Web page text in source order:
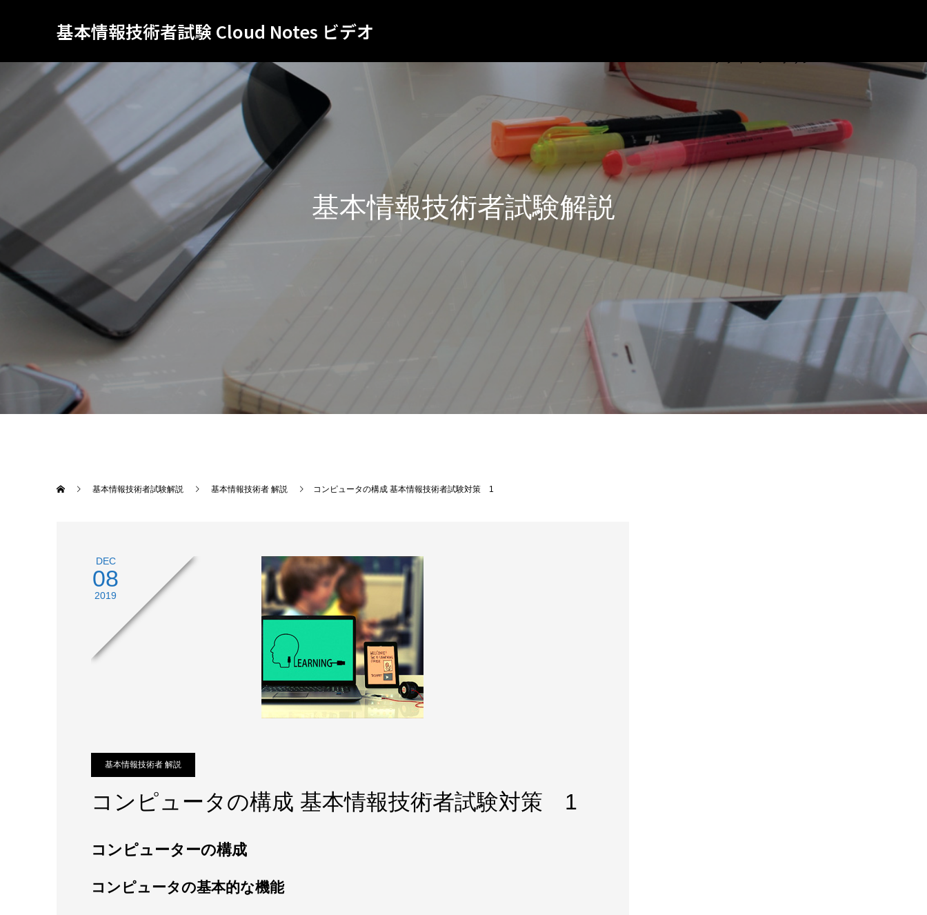
基本情報技術者試験 Cloud Notes ビデオ
基本情報技術者試験解説
基本情報技術者試験解説 基本情報技術者 解説 コンピュータの構成 基本情報技術者試験対策 1
DEC
08
2019
基本情報技術者 解説
コンピュータの構成 基本情報技術者試験対策 1
コンピューターの構成
コンピュータの基本的な機能